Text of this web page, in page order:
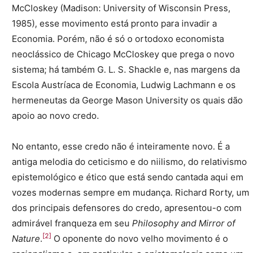
McCloskey (Madison: University of Wisconsin Press,
1985), esse movimento está pronto para invadir a
Economia. Porém, não é só o ortodoxo economista
neoclássico de Chicago McCloskey que prega o novo
sistema; há também G. L. S. Shackle e, nas margens da
Escola Austríaca de Economia, Ludwig Lachmann e os
hermeneutas da George Mason University os quais dão
apoio ao novo credo.
No entanto, esse credo não é inteiramente novo. É a
antiga melodia do ceticismo e do niilismo, do relativismo
epistemológico e ético que está sendo cantada aqui em
vozes modernas sempre em mudança. Richard Rorty, um
dos principais defensores do credo, apresentou-o com
admirável franqueza em seu Philosophy and Mirror of
Nature. [2] O oponente do novo velho movimento é o